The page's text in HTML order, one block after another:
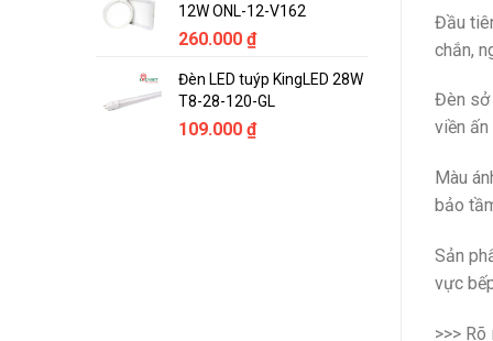
Đầu
chắn,
Đèn sở
viền
Màu
bảo
Sản
vực
>>>
12W ONL-12-V162
260.000 ₫
Đèn LED tuýp KingLED 28W
T8-28-120-GL
109.000 ₫